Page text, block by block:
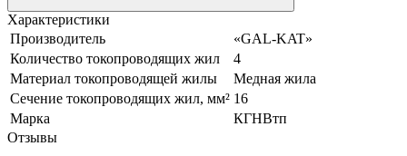
Характеристики
Производитель
«GAL-KAT»
Количество токопроводящих жил
4
Материал токопроводящей жилы
Медная жила
Сечение токопроводящих жил, мм² 16
Марка
КГНВтп
Отзывы